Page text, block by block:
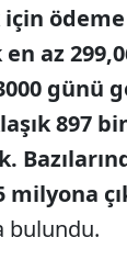
az
günü
şık 897
Baz
milyona ç
bulundu.